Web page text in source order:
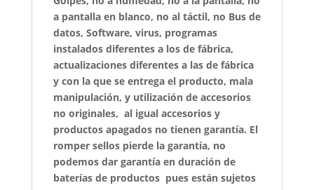
a pantalla en blanco, no al táctil, no Bus de
datos, Software, virus, programas
instalados diferentes a los de fábrica,
actualizaciones diferentes a las de fábrica
y con la que se entrega el producto, mala
manipulación, y utilización de accesorios
no originales, al igual accesorios y
productos apagados no tienen garantía. El
romper sellos pierde la garantía, no
podemos dar garantía en duración de
baterías de productos pues están sujetos